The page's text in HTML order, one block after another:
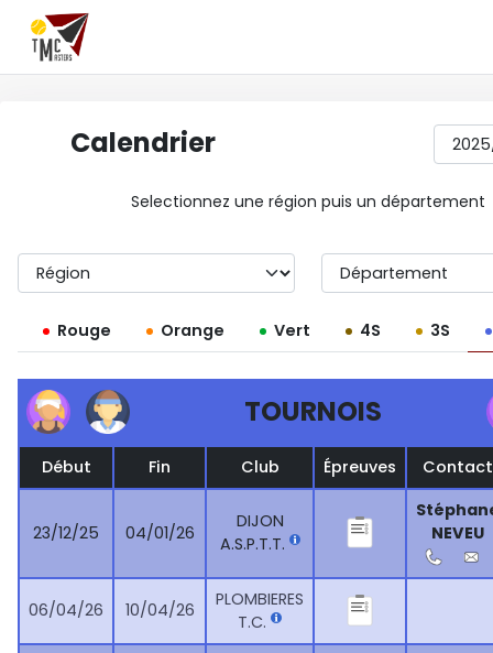
Calendrier
Selectionnez une région puis un département
Rouge Orange Vert 4S 3S
TOURNOIS
Début Fin Club Épreuves Contact
23/12/25 04/01/26
DIJON
A.S.P.T.T.
NEVEU
06/04/26 10/04/26
PLOMBIERES
T.C.